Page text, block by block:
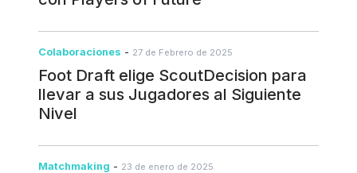
Colaboraciones - 27 de Febrero de 2025
Foot Draft elige ScoutDecision para
llevar a sus Jugadores al Siguiente
Nivel
Matchmaking - 23 de enero de 2025